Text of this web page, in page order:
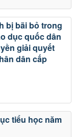
bị bãi bỏ trong
dục quốc dân
giải quyết
dân cấp
tiểu học năm